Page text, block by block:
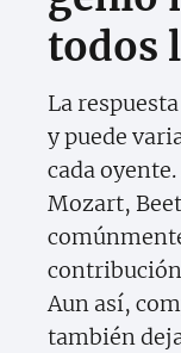
todos
La
y puede
cada
Mozart,
Aun así,
también